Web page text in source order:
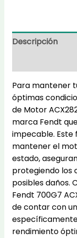
ACX2824270
cantidad
Descripción
Para mantener
óptimas
de Motor
marca Fendt
impecable. Este
mantener el
estado,
protegiendo los
posibles daños.
Fendt 700G7
de contar con
rendimiento